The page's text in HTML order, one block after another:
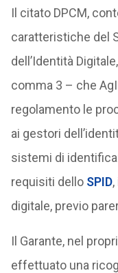
Il citato DPCM,
caratteristiche del
dell’Identità
comma 3 – che
regolamento le
ai gestori
sistemi di
requisiti dello SPID
digitale, previo
Il Garante, nel
effettuato una